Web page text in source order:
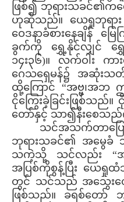
ဖြစ်၍ ဘုရားသခင်၏က
ဟုဆိုသည်။ ယေရှုဘုရား
ဝေဒနာခံစားနေချိန် မ
ခွက်ကို ရွှေ့နိုင်လျှင် ရွှ
၁၄း၃၆)။ လက်ဝါး က
ဂေသရှေမန်၌ အဆုံးသ
ထို့ကြောင် “အဗ္ဗ၊အဘ
ငိုကြွေးခဲ့ခြင်းဖြစ်သည်
တော်နှင့် သာ၍နီးစေသ
သင်အသက်တာပ
ဘုရားသခင်၏ အမွေခံ သ
သကဲ့သို့ သင်လည်း “အ
အပြစ်ကိုစွန့်ပြီး ယေရှု
တွင် သင်သည် အသွေးတော်
ဖြစ်သည်။ ခရစ်တော်